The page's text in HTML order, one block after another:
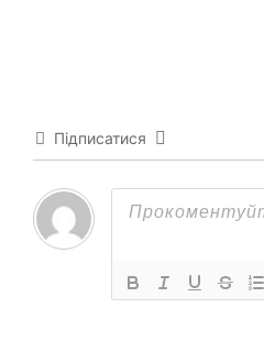
Підписатися